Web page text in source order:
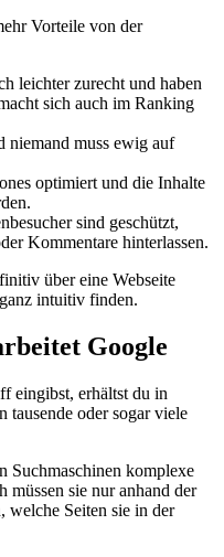
Vorteile von der
leichter zurecht und haben
sich auch im Ranking
niemand muss ewig auf
optimiert und die Inhalte
sind geschützt,
Kommentare hinterlassen.
über eine Webseite
intuitiv finden.
Google
eingibst, erhältst du in
tausende oder sogar viele
Suchmaschinen komplexe
müssen sie nur anhand der
welche Seiten sie in der